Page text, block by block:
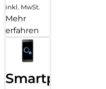
inkl. MwSt.
Mehr
erfahren
Smartphone